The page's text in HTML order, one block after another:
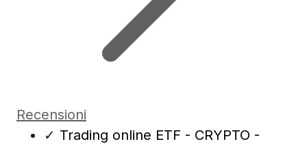
Recensioni
✓ Trading online ETF - CRYPTO -